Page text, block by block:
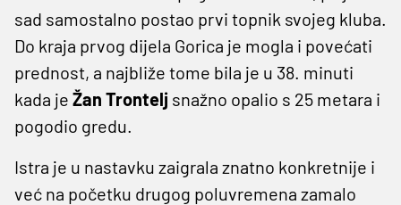
sad samostalno postao prvi topnik svojeg kluba.
Do kraja prvog dijela Gorica je mogla i povećati
prednost, a najbliže tome bila je u 38. minuti
kada je Žan Trontelj snažno opalio s 25 metara i
pogodio gredu.
Istra je u nastavku zaigrala znatno konkretnije i
već na početku drugog poluvremena zamalo